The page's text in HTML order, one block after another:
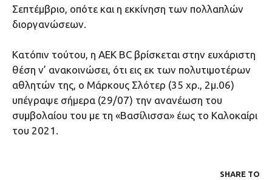
Σεπτέμβριο, οπότε και η εκκίνηση των πολλαπλών
διοργανώσεων.
Κατόπιν τούτου, η ΑΕΚ BC βρίσκεται στην ευχάριστη
θέση ν’ ανακοινώσει, ότι εις εκ των πολυτιμοτέρων
αθλητών της, ο Μάρκους Σλότερ (35 χρ., 2μ.06)
υπέγραψε σήμερα (29/07) την ανανέωση του
συμβολαίου του με τη «Βασίλισσα» έως το Καλοκαίρι
του 2021.
SHARE ΤΟ